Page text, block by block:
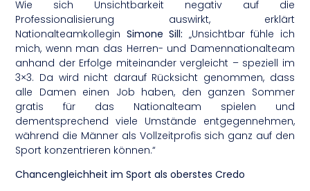
Wie sich Unsichtbarkeit negativ auf die
Professionalisierung auswirkt, erklärt
Nationalteamkollegin Simone Sill: „Unsichtbar fühle ich
mich, wenn man das Herren- und Damennationalteam
anhand der Erfolge miteinander vergleicht – speziell im
3×3. Da wird nicht darauf Rücksicht genommen, dass
alle Damen einen Job haben, den ganzen Sommer
gratis für das Nationalteam spielen und
dementsprechend viele Umstände entgegennehmen,
während die Männer als Vollzeitprofis sich ganz auf den
Sport konzentrieren können.“
Chancengleichheit im Sport als oberstes Credo